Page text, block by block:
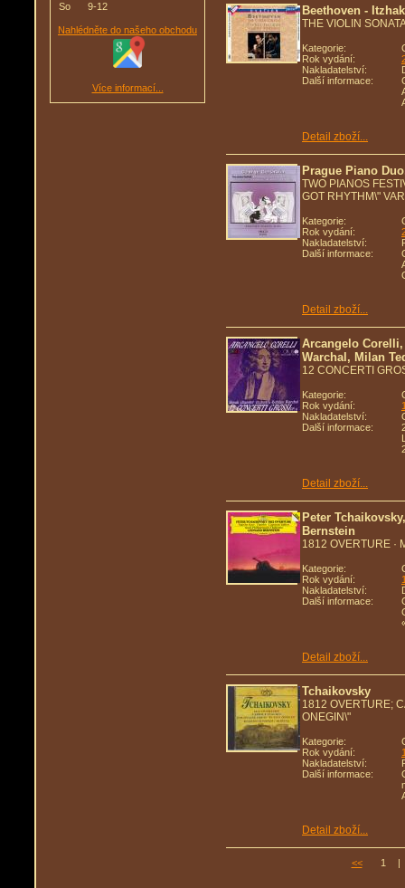
So
9-12
Nahlédněte do našeho obchodu
Více informací...
Beethoven -
THE VIOLIN
Kategorie:
Rok vydání:
Nakladatelství:
Další informace:
Detail zboží...
Prague Piano
TWO PIANOS
GOT RHYTHM\"
Kategorie:
Rok vydání:
Nakladatelství:
Další informace:
Detail zboží...
Arcangelo
Warchal, Milan
12 CONCERTI
Kategorie:
Rok vydání:
Nakladatelství:
Další informace:
Detail zboží...
Peter
Bernstein
1812 OVERTURE ·
Kategorie:
Rok vydání:
Nakladatelství:
Další informace:
Detail zboží...
Tchaikovsky
1812 OVERTURE;
ONEGIN\"
Kategorie:
Rok vydání:
Nakladatelství:
Další informace:
Detail zboží...
<< 1 |